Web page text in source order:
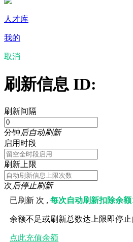
人才库
我的
取消
刷新信息 ID:
刷新间隔
分钟后自动刷新
启用时段
刷新上限
次后停止刷新
已刷新 次 ,每次自动刷新扣除余额
余额不足或刷新总数达上限即停
点此充值余额